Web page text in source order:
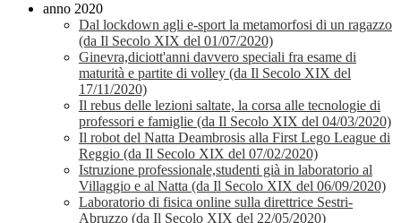
anno 2020
Dal lockdown agli e-sport la metamorfosi di un ragazzo
(da Il Secolo XIX del 01/07/2020)
Ginevra,diciott'anni davvero speciali fra esame di
maturità e partite di volley (da Il Secolo XIX del
17/11/2020)
Il rebus delle lezioni saltate, la corsa alle tecnologie di
professori e famiglie (da Il Secolo XIX del 04/03/2020)
Il robot del Natta Deambrosis alla First Lego League di
Reggio (da Il Secolo XIX del 07/02/2020)
Istruzione professionale,studenti già in laboratorio al
Villaggio e al Natta (da Il Secolo XIX del 06/09/2020)
Laboratorio di fisica online sulla direttrice Sestri-
Abruzzo (da Il Secolo XIX del 22/05/2020)